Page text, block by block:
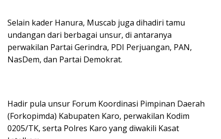
Selain kader Hanura, Muscab juga dihadiri tamu
undangan dari berbagai unsur, di antaranya
perwakilan Partai Gerindra, PDI Perjuangan, PAN,
NasDem, dan Partai Demokrat.
Hadir pula unsur Forum Koordinasi Pimpinan Daerah
(Forkopimda) Kabupaten Karo, perwakilan Kodim
0205/TK, serta Polres Karo yang diwakili Kasat